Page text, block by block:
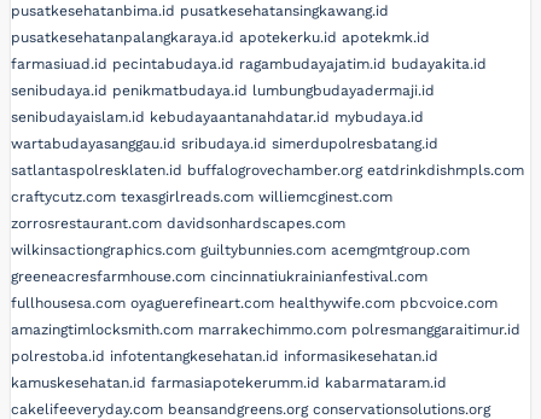
pusatkesehatanbima.id pusatkesehatansingkawang.id
pusatkesehatanpalangkaraya.id apotekerku.id apotekmk.id
farmasiuad.id pecintabudaya.id ragambudayajatim.id budayakita.id
senibudaya.id penikmatbudaya.id lumbungbudayadermaji.id
senibudayaislam.id kebudayaantanahdatar.id mybudaya.id
wartabudayasanggau.id sribudaya.id simerdupolresbatang.id
satlantaspolresklaten.id buffalogrovechamber.org eatdrinkdishmpls.com
craftycutz.com texasgirlreads.com williemcginest.com
zorrosrestaurant.com davidsonhardscapes.com
wilkinsactiongraphics.com guiltybunnies.com acemgmtgroup.com
greeneacresfarmhouse.com cincinnatiukrainianfestival.com
fullhousesa.com oyaguerefineart.com healthywife.com pbcvoice.com
amazingtimlocksmith.com marrakechimmo.com polresmanggaraitimur.id
polrestoba.id infotentangkesehatan.id informasikesehatan.id
kamuskesehatan.id farmasiapotekerumm.id kabarmataram.id
cakelifeeveryday.com beansandgreens.org conservationsolutions.org